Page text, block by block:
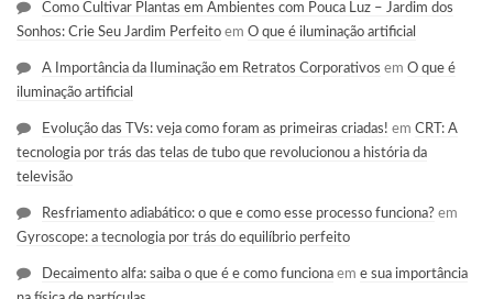
Como Cultivar Plantas em Ambientes com Pouca Luz – Jardim dos
Sonhos: Crie Seu Jardim Perfeito em O que é iluminação artificial
A Importância da Iluminação em Retratos Corporativos em O que é
iluminação artificial
Evolução das TVs: veja como foram as primeiras criadas! em CRT: A
tecnologia por trás das telas de tubo que revolucionou a história da
televisão
Resfriamento adiabático: o que e como esse processo funciona? em
Gyroscope: a tecnologia por trás do equilíbrio perfeito
Decaimento alfa: saiba o que é e como funciona em e sua importância